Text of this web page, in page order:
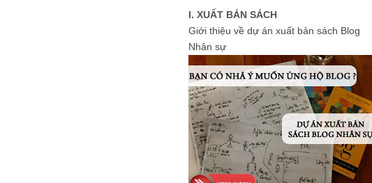
I. XUẤT BẢN SÁCH
Giới thiệu về dự án xuất bản sách Blog
Nhân sự